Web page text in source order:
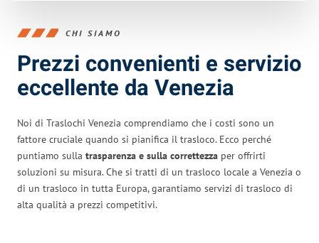
CHI SIAMO
Prezzi convenienti e servizio
eccellente da Venezia
Noi di Traslochi Venezia comprendiamo che i costi sono un
fattore cruciale quando si pianifica il trasloco. Ecco perché
puntiamo sulla trasparenza e sulla correttezza per offrirti
soluzioni su misura. Che si tratti di un trasloco locale a Venezia o
di un trasloco in tutta Europa, garantiamo servizi di trasloco di
alta qualità a prezzi competitivi.